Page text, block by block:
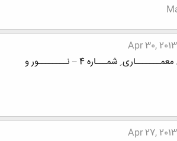
Apr 30, 2013
عکاســـــــی موضوعی معمـــــــاری ِ شمـــاره 4 – نــــــــور و
Apr 27, 2013